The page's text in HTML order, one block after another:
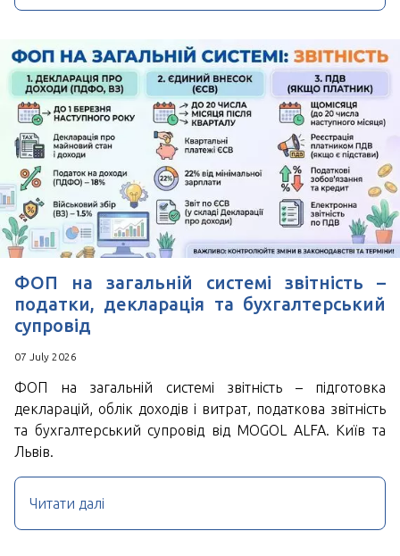
ФОП на загальній системі звітність –
податки, декларація та бухгалтерський
супровід
07 July 2026
ФОП на загальній системі звітність – підготовка
декларацій, облік доходів і витрат, податкова звітність
та бухгалтерський супровід від MOGOL ALFA. Київ та
Львів.
Читати далі